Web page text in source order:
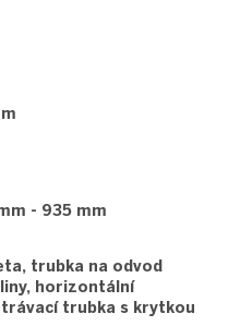
- 935 mm
trubka na odvod
horizontální
trubka s krytkou